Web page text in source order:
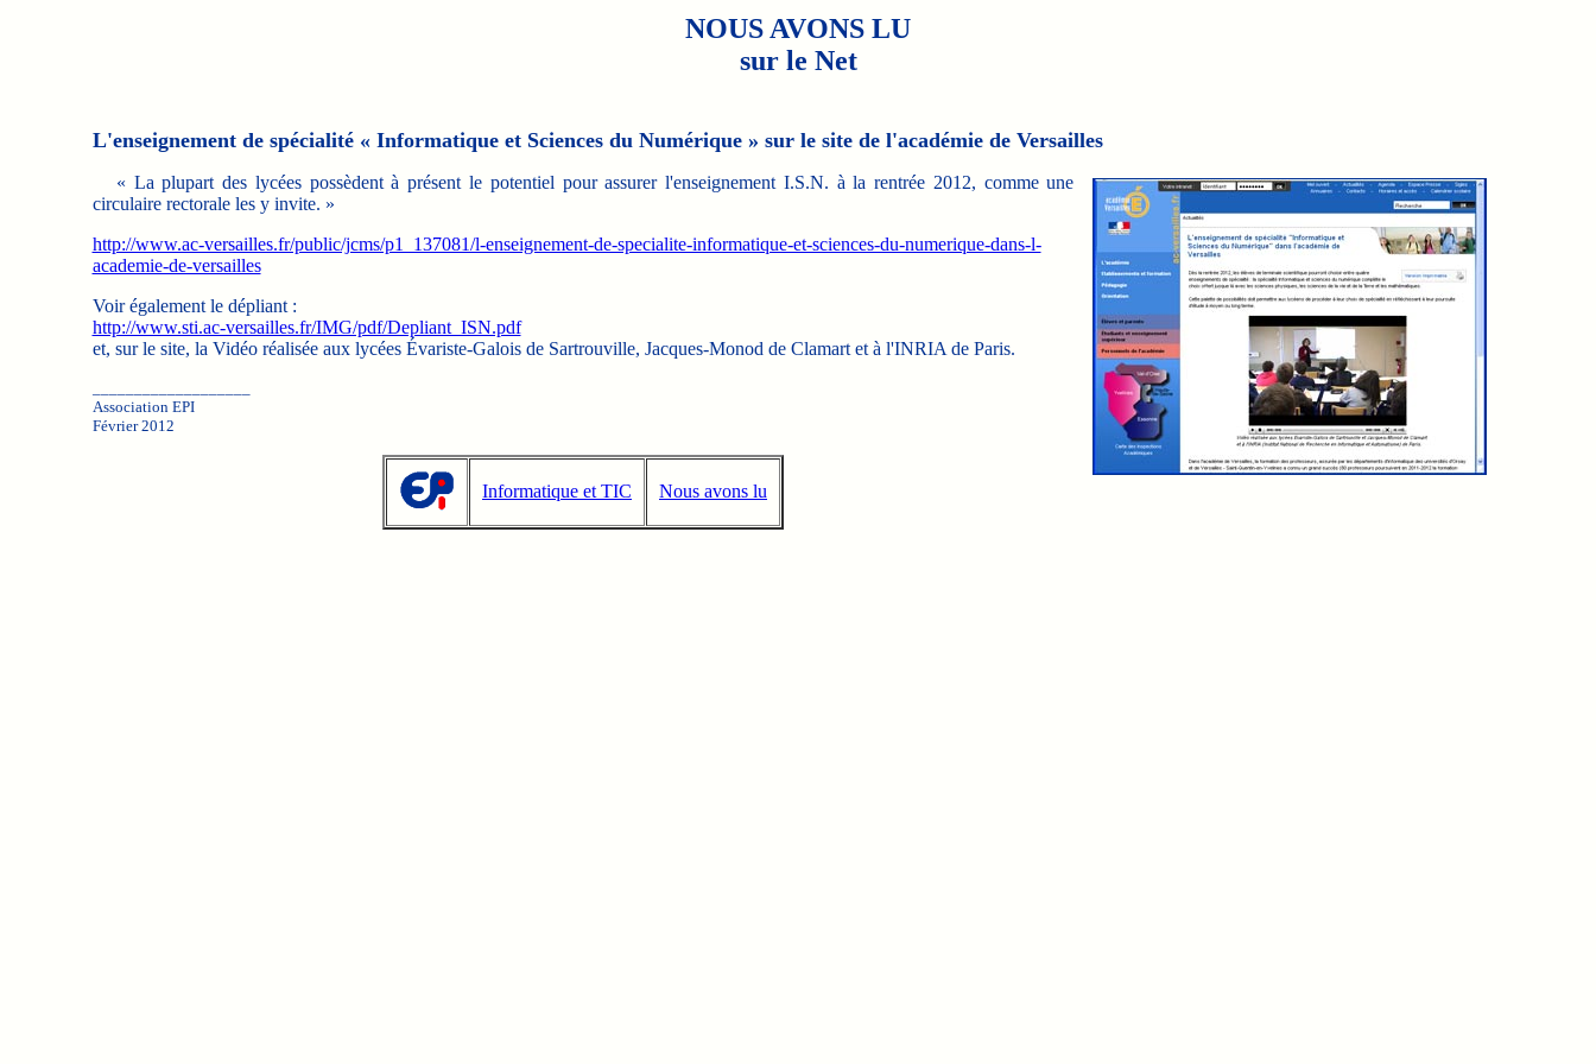
NOUS AVONS LU
sur le Net
L'enseignement de spécialité « Informatique et Sciences du Numérique » sur le site de l'académie de Versailles
« La plupart des lycées possèdent à présent le potentiel pour assurer l'enseignement I.S.N. à la rentrée 2012, comme une
circulaire rectorale les y invite. »
http://www.ac-versailles.fr/public/jcms/p1_137081/l-enseignement-de-specialite-informatique-et-sciences-du-numerique-dans-l-
academie-de-versailles
Voir également le dépliant :
http://www.sti.ac-versailles.fr/IMG/pdf/Depliant_ISN.pdf
et, sur le site, la Vidéo réalisée aux lycées Évariste-Galois de Sartrouville, Jacques-Monod de Clamart et à l'INRIA de Paris.
Association EPI
Février 2012
Informatique et TIC Nous avons lu